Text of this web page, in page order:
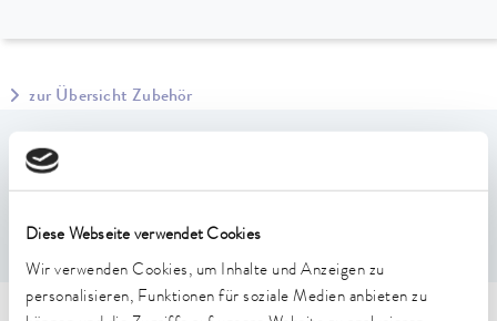
Diese Webseite verwendet Cookies
Wir verwenden Cookies, um Inhalte und Anzeigen zu
personalisieren, Funktionen für soziale Medien anbieten zu
zur Übersicht Zubehör
Leistungsmerkmale
Isoliermaterial für kalte Anwendungen, geschlossenporig